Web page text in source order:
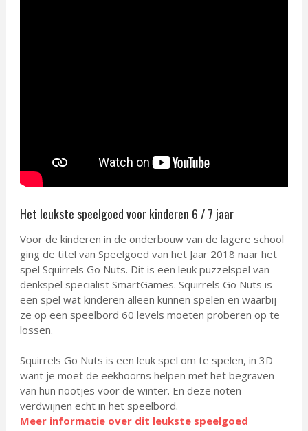
Het leukste speelgoed voor kinderen 6 / 7 jaar
Voor de kinderen in de onderbouw van de lagere school
ging de titel van Speelgoed van het Jaar 2018 naar het
spel Squirrels Go Nuts. Dit is een leuk puzzelspel van
denkspel specialist SmartGames. Squirrels Go Nuts is
een spel wat kinderen alleen kunnen spelen en waarbij
ze op een speelbord 60 levels moeten proberen op te
lossen.
Squirrels Go Nuts is een leuk spel om te spelen, in 3D
want je moet de eekhoorns helpen met het begraven
van hun nootjes voor de winter. En deze noten
verdwijnen echt in het speelbord.
Meer informatie over dit leukste speelgoed